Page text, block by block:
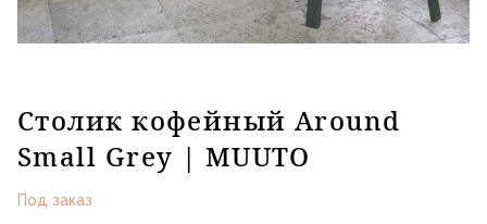
Столик кофейный Around
Small Grey | MUUTO
Под заказ